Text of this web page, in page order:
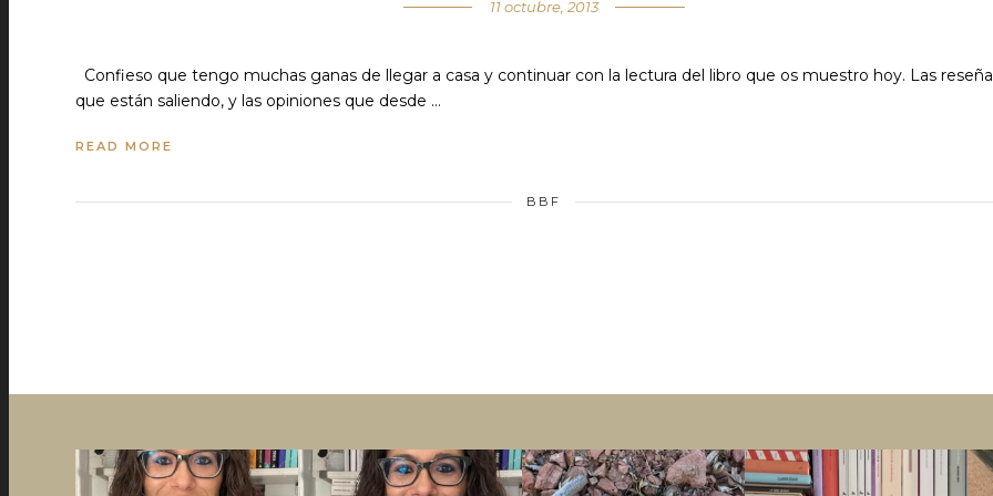
11 octubre, 2013
Confieso que tengo muchas ganas de llegar a casa y continuar con la lectura del libro que os muestro hoy. Las
que están saliendo, y las opiniones que desde …
READ MORE
BBF